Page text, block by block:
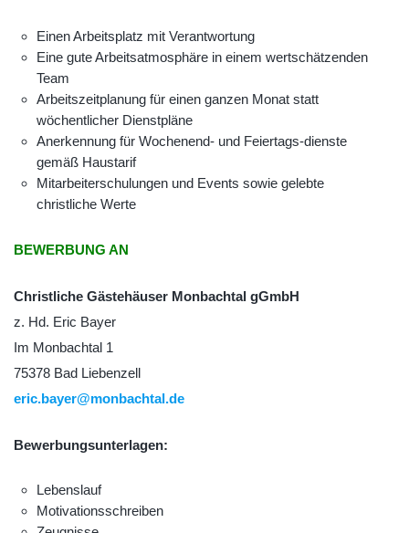
Einen Arbeitsplatz mit Verantwortung
Eine gute Arbeitsatmosphäre in einem wertschätzenden
Team
Arbeitszeitplanung für einen ganzen Monat statt
wöchentlicher Dienstpläne
Anerkennung für Wochenend- und Feiertags-dienste
gemäß Haustarif
Mitarbeiterschulungen und Events sowie gelebte
christliche Werte
BEWERBUNG AN
Christliche Gästehäuser Monbachtal gGmbH
z. Hd. Eric Bayer
Im Monbachtal 1
75378 Bad Liebenzell
eric.bayer@monbachtal.de
Bewerbungsunterlagen:
Lebenslauf
Motivationsschreiben